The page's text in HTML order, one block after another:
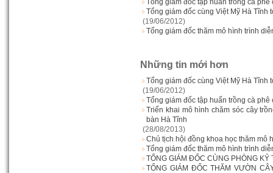
Tổng giám đốc tập huấn trồng cà
Tổng giám đốc cùng Việt Mỹ Hà Tĩnh
(19/06/2012)
Tổng giám đốc thăm mô hình trình
Những tin mới hơn
Tổng giám đốc cùng Việt Mỹ Hà Tĩnh
(19/06/2012)
Tổng giám đốc tập huấn trồng cà
Triển khai mô hình chăm sóc cây
bàn Hà Tĩnh
(28/08/2013)
Chủ tịch hội đồng khoa học thăm mô
Tổng giám đốc thăm mô hình trình
TỔNG GIÁM ĐỐC CÙNG PHÒNG KỶ
TỔNG GIÁM ĐỐC THĂM VƯỜN